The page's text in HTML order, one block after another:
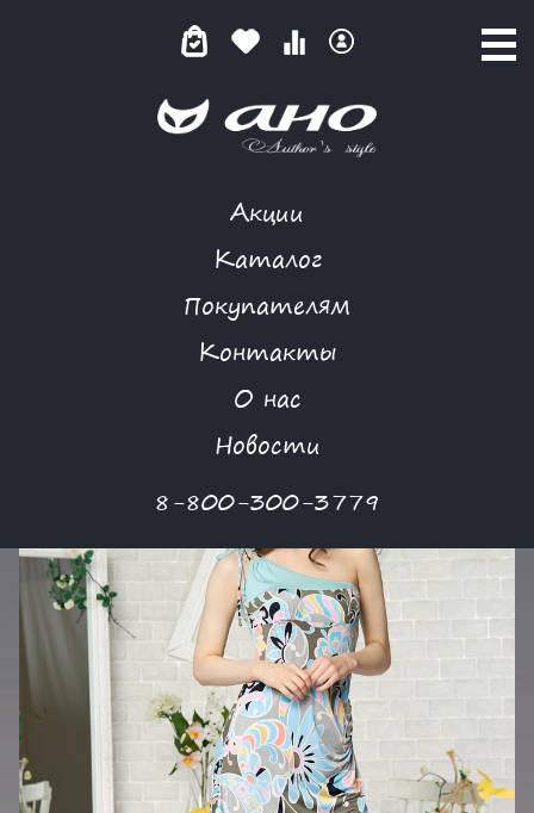
Акции
Каталог
Покупателям
Контакты
О нас
Новости
8-800-300-3779
НЕБЕСНО-ГОЛУБОЕ